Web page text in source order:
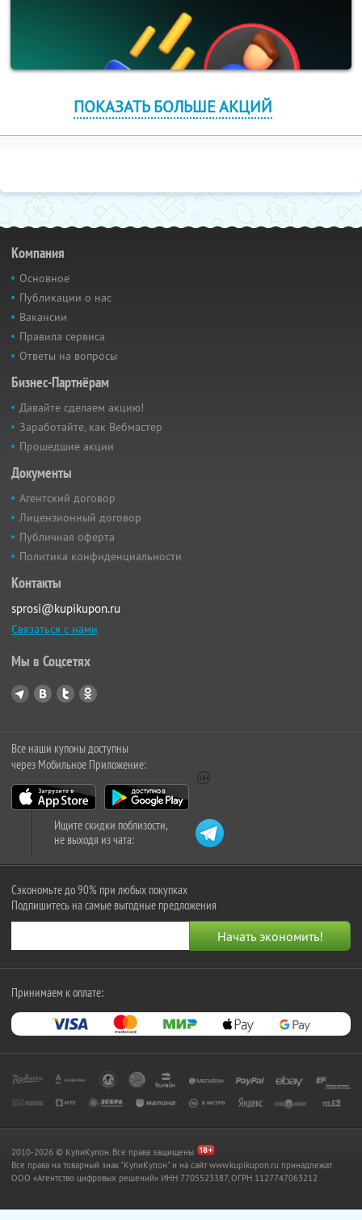
ПОКАЗАТЬ БОЛЬШЕ АКЦИЙ
Компания
Основное
Публикации о нас
Вакансии
Правила сервиса
Ответы на вопросы
Бизнес-Партнёрам
Давайте сделаем акцию!
Заработайте, как Вебмастер
Прошедшие акции
Документы
Агентский договор
Лицензионный договор
Публичная оферта
Политика конфиденциальности
Контакты
sprosi@kupikupon.ru
Связаться с нами
Мы в Соцсетях
Все наши купоны доступны
через Мобильное Приложение:
Ищите скидки поблизости,
не выходя из чата:
Сэкономьте до 90% при любых покупках
Подпишитесь на самые выгодные предложения
Принимаем к оплате:
2010-2026 © КупиКупон. Все права защищены.
Все права на товарный знак "КупиКупон" и на сайт www.kupikupon.ru принадлежат
OOO «Агентство цифровых решений» ИНН 7705523387, ОГРН 1127747063212